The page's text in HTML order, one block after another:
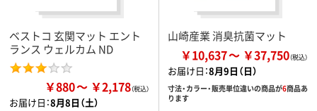
ベストコ 玄関マット エント
ランス ウェルカム ND
￥880 ￥2,178
お届け日：8月8日（土）
山崎産業 消臭抗菌マット
￥10,637 ￥37,750
お届け日：8月9日（日）
寸法・カラー・販売単位違いの商品が6商品あ
ります